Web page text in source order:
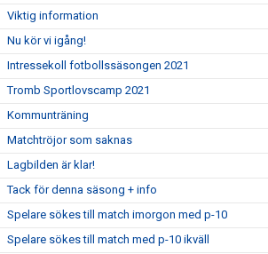
Viktig information
Nu kör vi igång!
Intressekoll fotbollssäsongen 2021
Tromb Sportlovscamp 2021
Kommunträning
Matchtröjor som saknas
Lagbilden är klar!
Tack för denna säsong + info
Spelare sökes till match imorgon med p-10
Spelare sökes till match med p-10 ikväll